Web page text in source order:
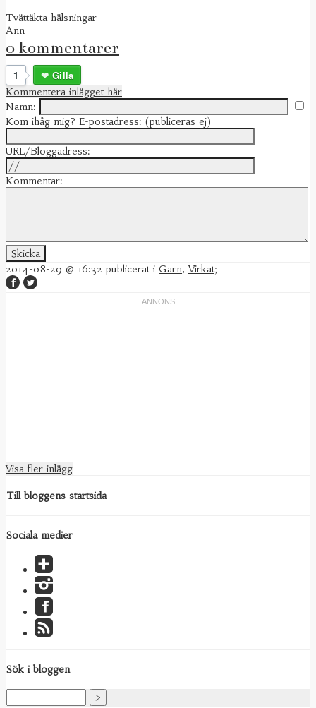
Tvättäkta hälsningar
Ann
0 kommentarer
1 Gilla
Kommentera inlägget här
Namn:
Kom ihåg mig? E-postadress: (publiceras ej)
URL/Bloggadress:
Kommentar:
2014-08-29 @ 16:32 publicerat i Garn,Virkat;
Visa fler inlägg
Till bloggens startsida
Sociala medier
Sök i bloggen